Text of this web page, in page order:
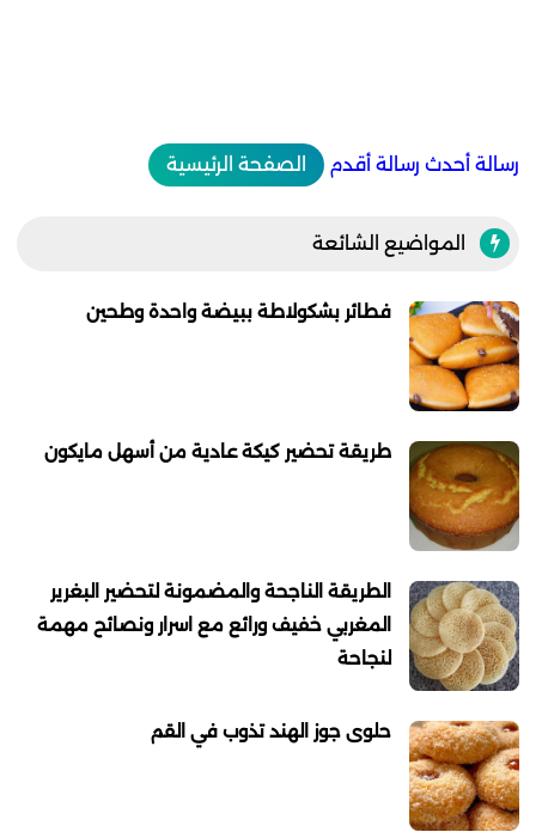
رسالة أحدث رسالة أقدم الصفحة الرئيسية
المواضيع الشائعة
فطائر بشكولاطة ببيضة واحدة وطحين
طريقة تحضير كيكة عادية من أسهل مايكون
الطريقة الناجحة والمضمونة لتحضير البغرير
المغربي خفيف ورائع مع اسرار ونصائح مهمة
لنجاحة
حلوى جوز الهند تذوب في القم